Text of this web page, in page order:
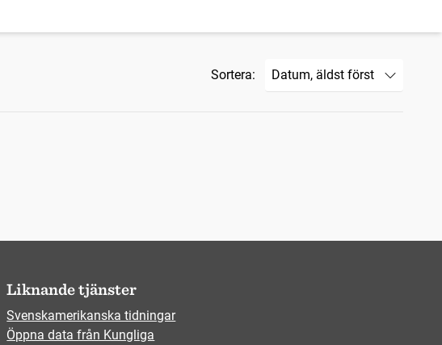
Sortera:
Liknande tjänster
Svenskamerikanska tidningar
Öppna data från Kungliga